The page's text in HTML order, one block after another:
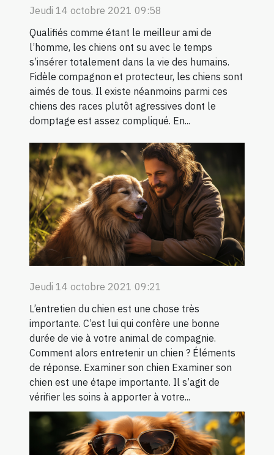
Jeudi 14 octobre 2021 09:58
Qualifiés comme étant le meilleur ami de
l’homme, les chiens ont su avec le temps
s’insérer totalement dans la vie des humains.
Fidèle compagnon et protecteur, les chiens sont
aimés de tous. Il existe néanmoins parmi ces
chiens des races plutôt agressives dont le
domptage est assez compliqué. En...
Jeudi 14 octobre 2021 09:21
L’entretien du chien est une chose très
importante. C’est lui qui confère une bonne
durée de vie à votre animal de compagnie.
Comment alors entretenir un chien ? Éléments
de réponse. Examiner son chien Examiner son
chien est une étape importante. Il s’agit de
vérifier les soins à apporter à votre...